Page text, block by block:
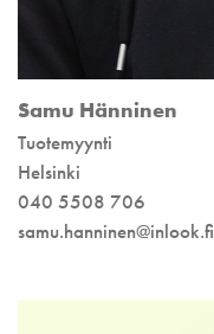
Samu Hänninen
Tuotemyynti
Helsinki
040 5508 706
samu.hanninen@inlook.fi